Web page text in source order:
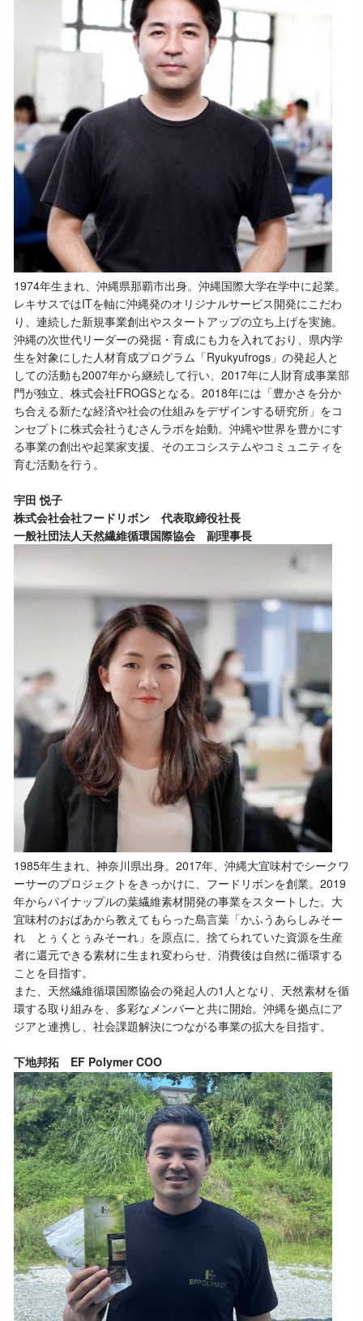
1974年生まれ、沖縄県那覇市出身。沖縄国際大学在学中に起業。
レキサスではITを軸に沖縄発のオリジナルサービス開発にこだわ
り、連続した新規事業創出やスタートアップの立ち上げを実施。
沖縄の次世代リーダーの発掘・育成にも力を入れており、県内学
生を対象にした人材育成プログラム「Ryukyufrogs」の発起人と
しての活動も2007年から継続して行い、2017年に人財育成事業部
門が独立、株式会社FROGSとなる。2018年には「豊かさを分か
ち合える新たな経済や社会の仕組みをデザインする研究所」をコ
ンセプトに株式会社うむさんラボを始動。沖縄や世界を豊かにす
る事業の創出や起業家支援、そのエコシステムやコミュニティを
育む活動を行う。
宇田 悦子
株式会社会社フードリボン 代表取締役社長
一般社団法人天然繊維循環国際協会 副理事長
1985年生まれ、神奈川県出身。2017年、沖縄大宜味村でシークワ
ーサーのプロジェクトをきっかけに、フードリボンを創業。2019
年からパイナップルの葉繊維素材開発の事業をスタートした。大
宜味村のおばあから教えてもらった島言葉「かふうあらしみそー
れ とぅくとぅみそーれ」を原点に、捨てられていた資源を生産
者に還元できる素材に生まれ変わらせ、消費後は自然に循環する
ことを目指す。
また、天然繊維循環国際協会の発起人の1人となり、天然素材を循
環する取り組みを、多彩なメンバーと共に開始。沖縄を拠点にア
ジアと連携し、社会課題解決につながる事業の拡大を目指す。
下地邦拓 EF Polymer COO